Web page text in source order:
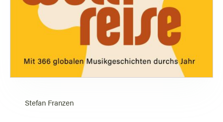
Stefan Franzen